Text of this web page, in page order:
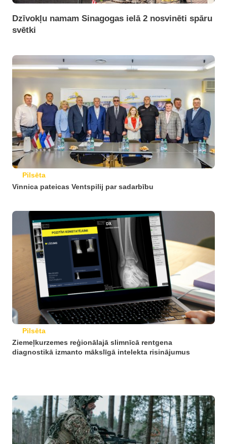
Dzīvokļu namam Sinagogas ielā 2 nosvinēti spāru
svētki
Pilsēta
Vinnica pateicas Ventspilij par sadarbību
Pilsēta
Ziemeļkurzemes reģionālajā slimnīcā rentgena
diagnostikā izmanto mākslīgā intelekta risinājumus